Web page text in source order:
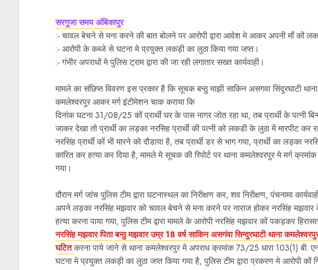
सरगुजा समय अंबिकापुर
:- चावल बेचने से मना करने की बात बोलने पर आरोपी द्वारा आवेश मे आकर अपनी माँ कों
:- आरोपी के कब्जे से घटना मे प्रयुक्त लकड़ी का लुठा किया गया जप्त।
:- गंभीर अपराधों मे पुलिस ट्राम द्वारा की जा रही लगातार सख्त कार्यवाही।
मामले का संछिप्त विवरण इस प्रकार है कि सूचक बन्ठु माझी साकिन असगवा सिंदूरघाटी
कमलेश्वरपुर आकर मर्ग इंटीमेशन चाक कराया कि
दिनांक घटना 31/08/25 कों प्रार्थी घर के पास नागर जोत रहा था, तब प्रार्थी के पत्नी
जाकर देखा तो प्रार्थी का लड़का नरसिह प्रार्थी की पत्नी को लकडी के लुठा में मारपीट कर
नरसिंह प्रार्थी कों भी मारने को दौडाया है, तब प्रार्थी डर से भाग गया, प्रार्थी का लड़का
कारित कर हत्या कर दिया है, मामले मे सूचक की रिपोर्ट पर थाना कमलेश्वरपुर मे मर्ग
गया।
दौरान मर्ग जांच पुलिस टीम द्वारा घटनास्थल का निरीक्षण कर, शव निरीक्षण, पंचनामा
अपने लड़का नरसिंह मझवार को चावल बेचने से मना करने पर नाराज होकर नरसिंह मझवार
हत्या करना पाया गया, पुलिस टीम द्वारा मामले के आरोपी नरसिंह मझवार कों पकड़कर
नरसिंह मझवार पिता बन्ठु मझवार उम्र 18 वर्ष साकिन असगंवा सिन्दुरघाटी थाना
घटितकरना पाये जाने से थाना कमलेश्वरपुर मे अपराध क्रमांक 73/25 धारा 103(1) बी.
घटना मे प्रयुक्त लकड़ी का लुठा जप्त किया गया है, पुलिस टीम द्वारा प्रकरण मे आरोपी कों